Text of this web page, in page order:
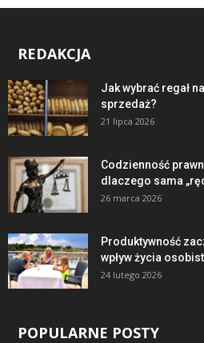
REDAKCJA
Jak wybrać regał
sprzedaż?
21 lipca 2026
Codzienność
dlaczego sama
26 marca 2026
Produktywność
wpływ życia
24 lutego 2026
POPULARNE POSTY